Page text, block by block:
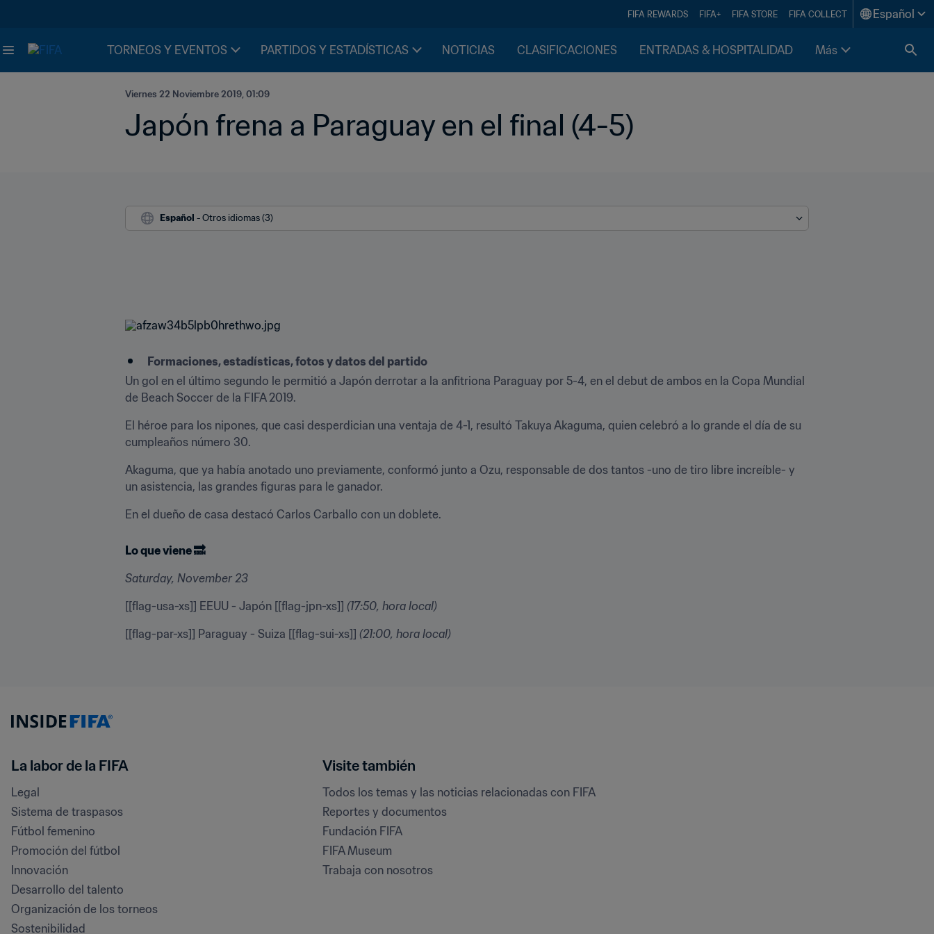
FIFA REWARDS FIFA+ FIFA STORE FIFA COLLECT Español
TORNEOS Y EVENTOS PARTIDOS Y ESTADÍSTICAS NOTICIAS CLASIFICACIONES ENTRADAS & HOSPITALIDAD Más
Viernes 22 Noviembre 2019, 01:09
Japón frena a Paraguay en el final (4-5)
Español - Otros idiomas (3)
Formaciones, estadísticas, fotos y datos del partido
Un gol en el último segundo le permitió a Japón derrotar a la anfitriona Paraguay por 5-4, en el debut de ambos en la Copa Mundial
de Beach Soccer de la FIFA 2019.
El héroe para los nipones, que casi desperdician una ventaja de 4-1, resultó Takuya Akaguma, quien celebró a lo grande el día de su
cumpleaños número 30.
Akaguma, que ya había anotado uno previamente, conformó junto a Ozu, responsable de dos tantos -uno de tiro libre increíble- y
un asistencia, las grandes figuras para le ganador.
En el dueño de casa destacó Carlos Carballo con un doblete.
Lo que viene 🔜
Saturday, November 23
[[flag-usa-xs]] EEUU - Japón [[flag-jpn-xs]] (17:50, hora local)
[[flag-par-xs]] Paraguay - Suiza [[flag-sui-xs]] (21:00, hora local)
La labor de la FIFA
Legal
Sistema de traspasos
Fútbol femenino
Promoción del fútbol
Innovación
Desarrollo del talento
Organización de los torneos
Sostenibilidad
Visite también
Todos los temas y las noticias relacionadas con FIFA
Reportes y documentos
Fundación FIFA
FIFA Museum
Trabaja con nosotros